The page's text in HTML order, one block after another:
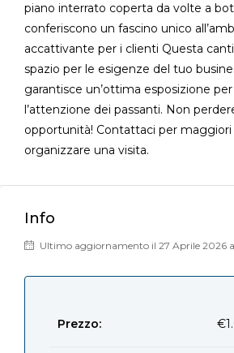
piano interrato coperta da volte a
conferiscono un fascino unico
accattivante per i clienti Questa
spazio per le esigenze del tuo
garantisce un’ottima esposizione
l’attenzione dei passanti. Non
opportunità! Contattaci per
organizzare una visita.
Info
Ultimo aggiornamento il 27 Aprile 2026
Prezzo: